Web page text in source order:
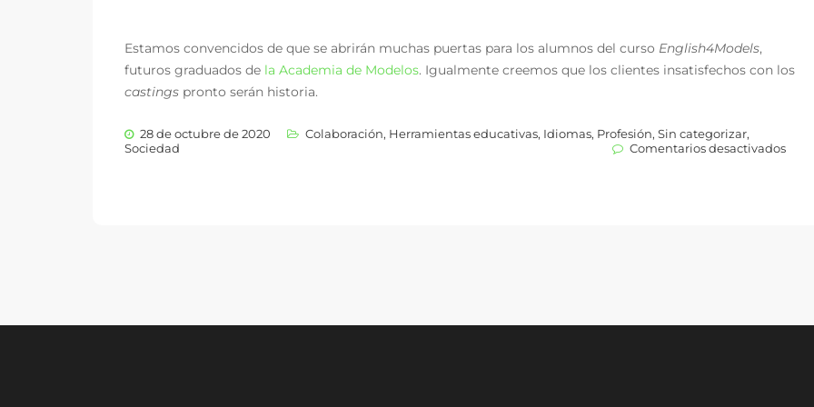
Estamos convencidos de que se abrirán muchas puertas para los alumnos del curso English4Models,
futuros graduados de la Academia de Modelos. Igualmente creemos que los clientes insatisfechos con los
castings pronto serán historia.
28 de octubre de 2020 Colaboración, Herramientas educativas, Idiomas, Profesión, Sin categorizar,
Sociedad
Comentarios desactivadosen